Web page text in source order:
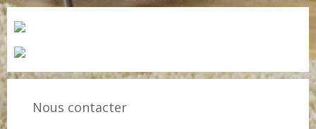
Nous contacter